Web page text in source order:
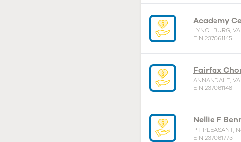
Academy
LYNCHBURG, VA
EIN 237061145
Fairfax
ANNANDALE, VA
EIN 237061148
Nellie F
PT PLEASANT,
EIN 237061773